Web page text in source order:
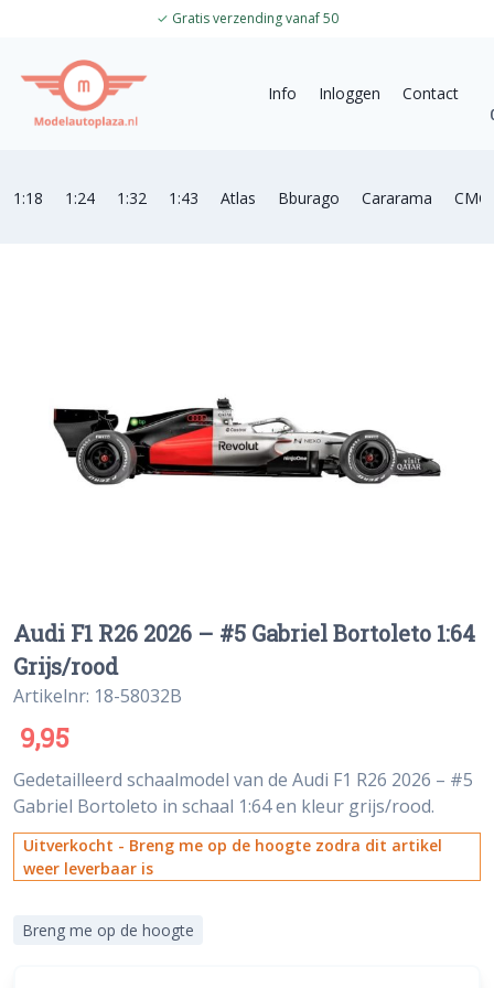
✓ Gratis verzending vanaf 50
Info Inloggen
Contact
1:18 1:24 1:32 1:43 Atlas Bburago Cararama CMC
Audi F1 R26 2026 – #5 Gabriel Bortoleto 1:64
Grijs/rood
Artikelnr: 18-58032B
9,95
Gedetailleerd schaalmodel van de Audi F1 R26 2026 – #5
Gabriel Bortoleto in schaal 1:64 en kleur grijs/rood.
Uitverkocht - Breng me op de hoogte zodra dit artikel
weer leverbaar is
Breng me op de hoogte